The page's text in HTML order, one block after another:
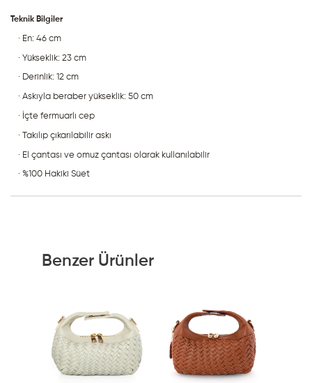
Teknik Bilgiler
· En: 46 cm
· Yükseklik: 23 cm
· Derinlik: 12 cm
· Askıyla beraber yükseklik: 50 cm
· İçte fermuarlı cep
· Takılıp çıkarılabilir askı
· El çantası ve omuz çantası olarak kullanılabilir
· %100 Hakiki Süet
Benzer Ürünler
Ürünü İncele Ürünü İncele